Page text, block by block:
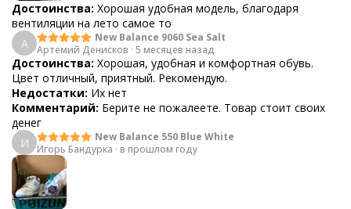
Достоинства: Хорошая удобная модель, благодаря
вентиляции на лето самое то
А
New Balance 9060 Sea Salt
Артемий Денисков · 5 месяцев назад
Достоинства: Хорошая, удобная и комфортная обувь.
Цвет отличный, приятный. Рекомендую.
Недостатки: Их нет
Комментарий: Берите не пожалеете. Товар стоит своих
денег
И
New Balance 550 Blue White
Игорь Бандурка · в прошлом году